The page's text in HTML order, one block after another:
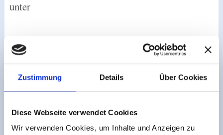
Zustimmung Details Über Cookies
Diese Webseite verwendet Cookies
Wir verwenden Cookies, um Inhalte und Anzeigen zu
unter
+49(0)6190/918602
oder nutzen Sie unser Kontaktformular.